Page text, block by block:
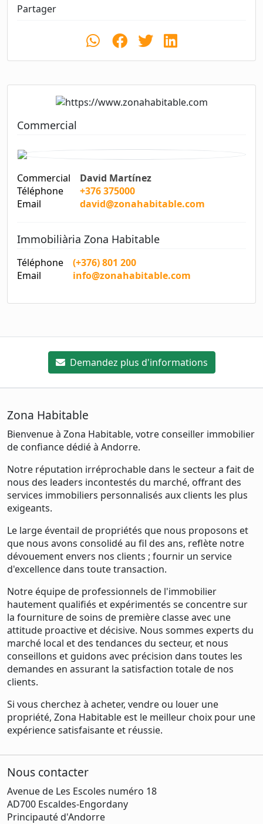
Partager
Commercial
Commercial
David Martínez
Téléphone
+376 375000
Email
david@zonahabitable.com
Immobiliària Zona Habitable
Téléphone
(+376) 801 200
Email
info@zonahabitable.com
Demandez plus d'informations
Zona Habitable
Bienvenue à Zona Habitable, votre conseiller immobilier
de confiance dédié à Andorre.
Notre réputation irréprochable dans le secteur a fait de
nous des leaders incontestés du marché, offrant des
services immobiliers personnalisés aux clients les plus
exigeants.
Le large éventail de propriétés que nous proposons et
que nous avons consolidé au fil des ans, reflète notre
dévouement envers nos clients ; fournir un service
d'excellence dans toute transaction.
Notre équipe de professionnels de l'immobilier
hautement qualifiés et expérimentés se concentre sur
la fourniture de soins de première classe avec une
attitude proactive et décisive. Nous sommes experts du
marché local et des tendances du secteur, et nous
conseillons et guidons avec précision dans toutes les
demandes en assurant la satisfaction totale de nos
clients.
Si vous cherchez à acheter, vendre ou louer une
propriété, Zona Habitable est le meilleur choix pour une
expérience satisfaisante et réussie.
Nous contacter
Avenue de Les Escoles numéro 18
AD700 Escaldes-Engordany
Principauté d'Andorre